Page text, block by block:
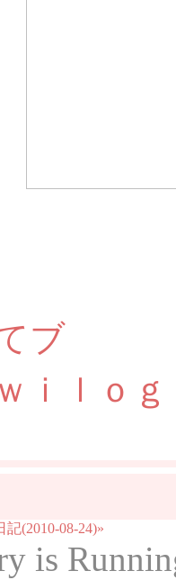
ブ
ｉｌｏｇ
記(2010-08-24)»
is